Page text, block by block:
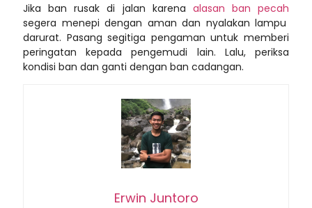
Jika ban rusak di jalan karena alasan ban pecah
segera menepi dengan aman dan nyalakan lampu
darurat. Pasang segitiga pengaman untuk memberi
peringatan kepada pengemudi lain. Lalu, periksa
kondisi ban dan ganti dengan ban cadangan.
Erwin Juntoro